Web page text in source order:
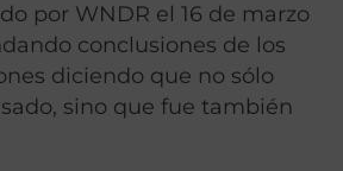
por WNDR el 16 de marzo
conclusiones de los
diciendo que no sólo
sino que fue también